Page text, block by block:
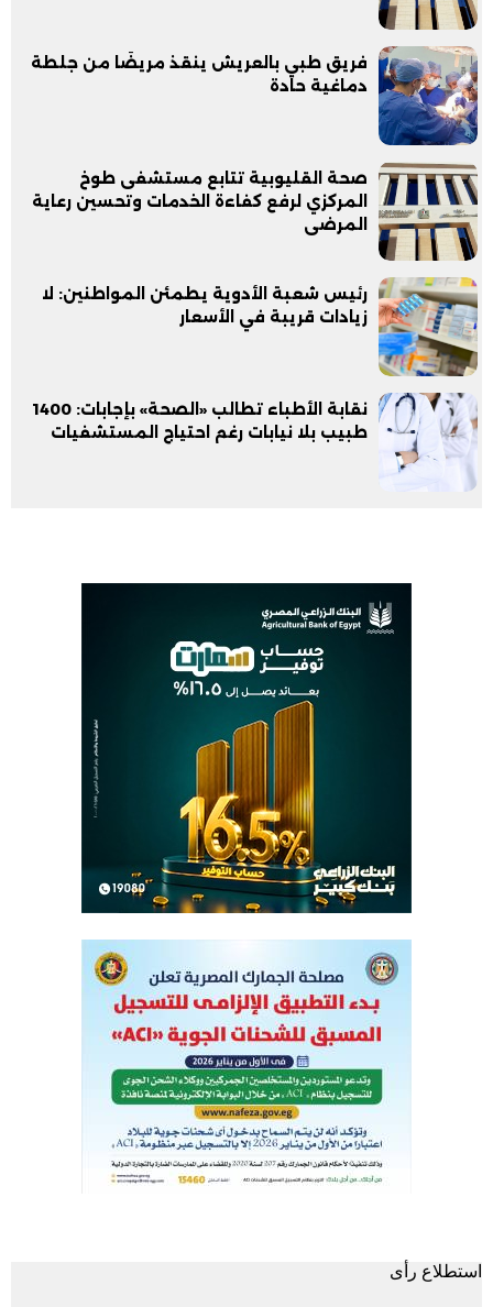
فريق طبي بالعريش ينقذ مريضًا من جلطة
دماغية حادة
صحة القليوبية تتابع مستشفى طوخ
المركزي لرفع كفاءة الخدمات وتحسين رعاية
المرضى
رئيس شعبة الأدوية يطمئن المواطنين: لا
زيادات قريبة في الأسعار
نقابة الأطباء تطالب «الصحة» بإجابات: 1400
طبيب بلا نيابات رغم احتياج المستشفيات
استطلاع رأى